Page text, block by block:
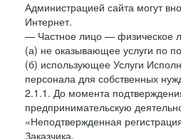
Администрацией сайта могут
Интернет.
— Частное лицо — физическое
(а) не оказывающее услуги по
(б) использующее Услуги
персонала для собственных
2.1.1. До момента
предпринимательскую
«Неподтвержденная
Заказчика.